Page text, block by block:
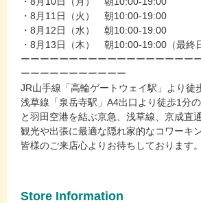
・8月11日（火） 朝10:00-19:00
・8月12日（水） 朝10:00-19:00
・8月13日（木） 朝10:00-19:00（最終
ーーーーーーーーーーーーーーーーーー
ーーーーーーーーーーー
JR山手線「高輪ゲートウェイ駅」より徒
浅草線「泉岳寺駅」A4出口より徒歩1分
と羽田空港を結ぶ京急、浅草線、京成直
観光や出張に最適な隠れ家的なコワーキ
皆様のご来店心よりお待ちしております。
Store Information